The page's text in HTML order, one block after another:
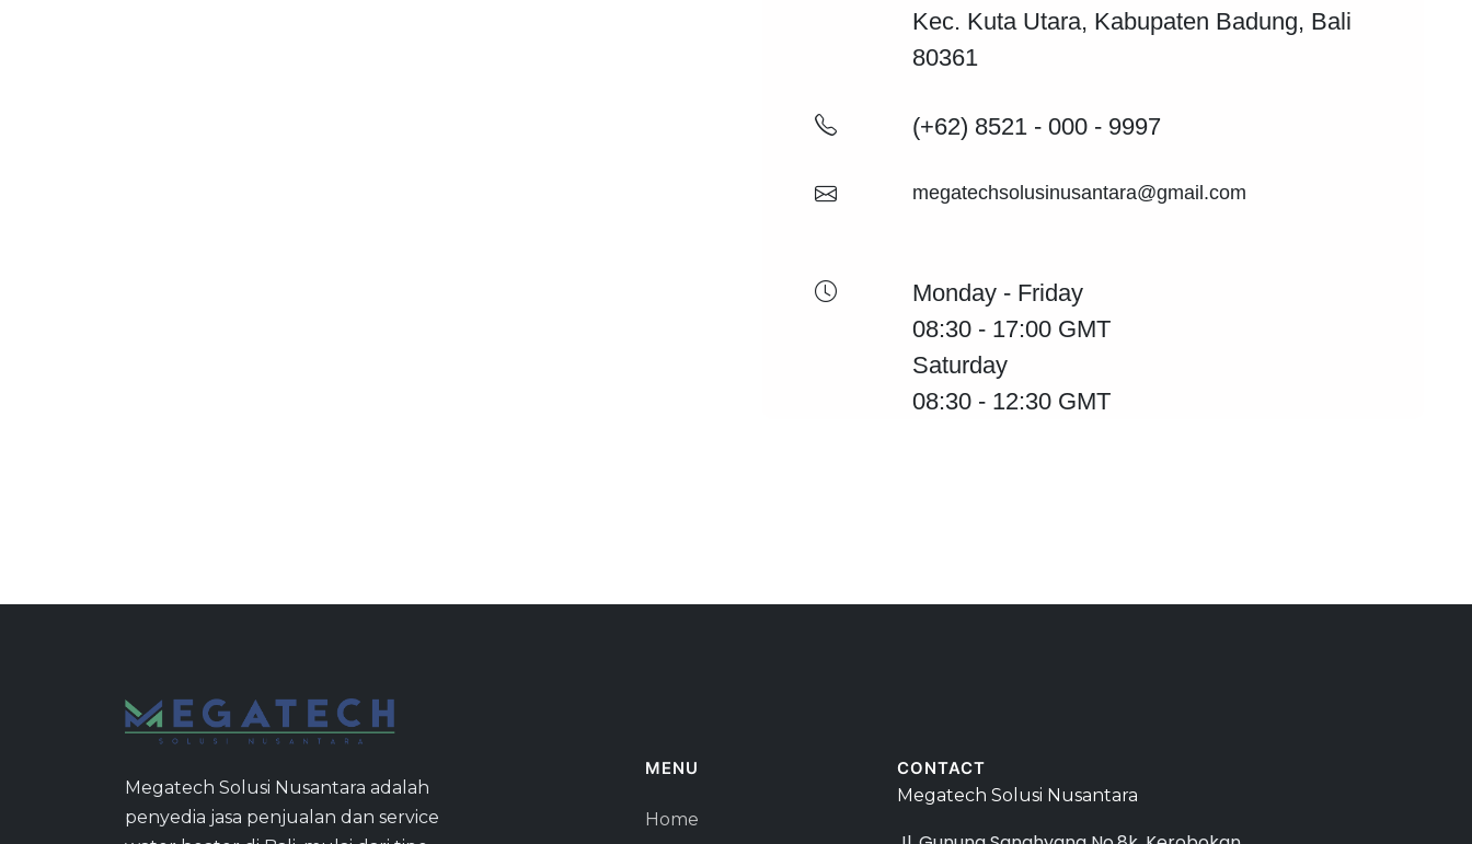
Kec. Kuta Utara, Kabupaten Badung, Bali
80361
(+62) 8521 - 000 - 9997
megatechsolusinusantara@gmail.com
Monday - Friday
08:30 - 17:00 GMT
Saturday
08:30 - 12:30 GMT
Megatech Solusi Nusantara adalah
penyedia jasa penjualan dan service
MENU
Home
CONTACT
Megatech Solusi Nusantara